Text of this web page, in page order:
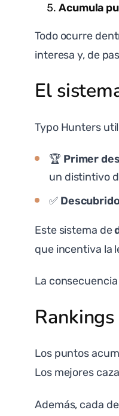
Acumula
Todo ocurre
interesa y, de
El
Typo Hunters
🏆 Primer
un distintivo
✅
Este sistema de
que incentiva la
La
Los puntos
Los mejores
Además, cada